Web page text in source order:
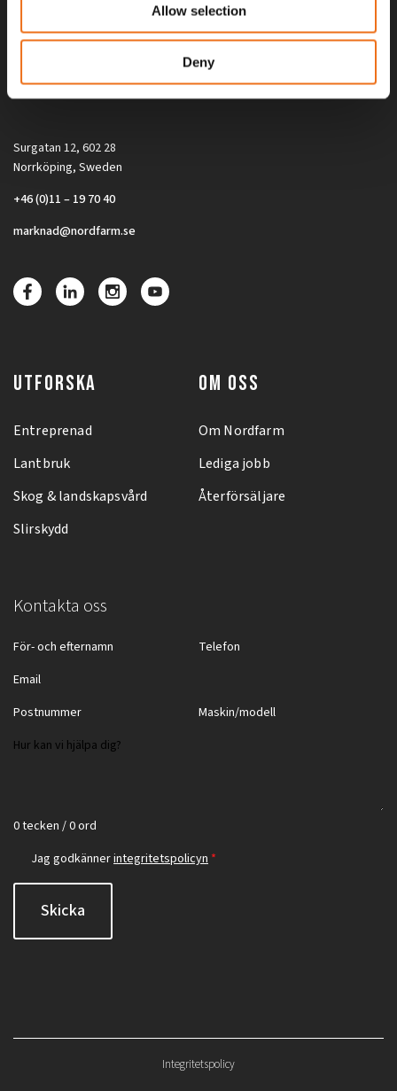
Allow selection
Deny
Alla priser på tillbehör och tillval gäller vid köp av ny maskin. Priserna
gäller inte vid köp av enskild produkt, till exempel
Surgatan 12, 602 28
Norrköping, Sweden
+46 (0)11 – 19 70 40
marknad@nordfarm.se
UTFORSKA
Entreprenad
Lantbruk
Skog & landskapsvård
Slirskydd
OM OSS
Om Nordfarm
Lediga jobb
Återförsäljare
Kontakta oss
0 tecken / 0 ord
Jag godkännerintegritetspolicyn *
Skicka
Integritetspolicy